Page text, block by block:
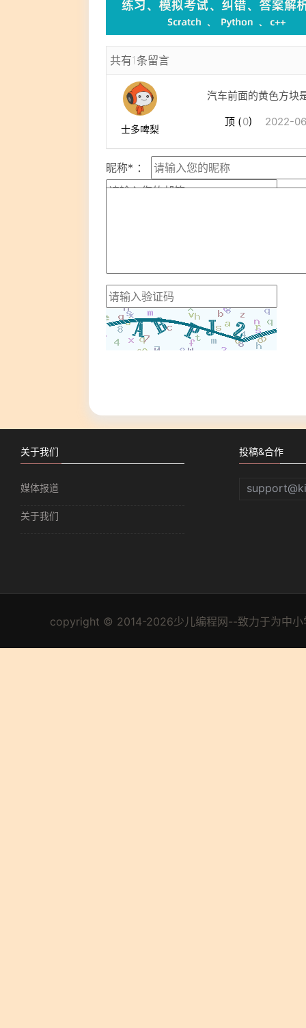
共有1条留言
士多啤梨
汽车前面的黄色方块
顶 (0) 2022-
昵称* ：
关于我们
媒体报道
关于我们
投稿&合作
copyright © 2014-2026少儿编程网--致力于为中小